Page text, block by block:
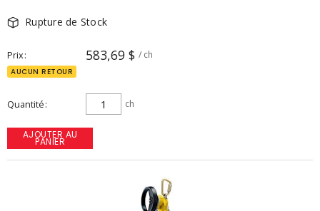
Rupture de Stock
Prix 583,69 $ / ch
AUCUN RETOUR
Quantité ch
AJOUTER AU
PANIER